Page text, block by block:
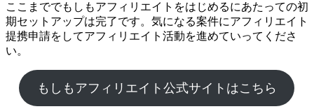
ここまででもしもアフィリエイトをはじめるにあたっての初
期セットアップは完了です。気になる案件にアフィリエイト
提携申請をしてアフィリエイト活動を進めていってくださ
い。
もしもアフィリエイト公式サイトはこちら